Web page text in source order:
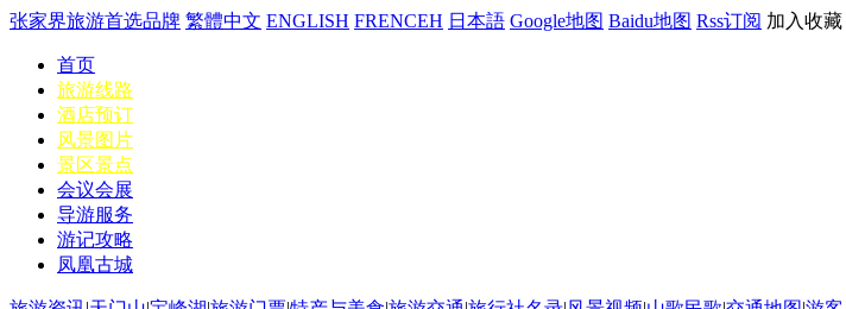
张家界旅游首选品牌 繁體中文 ENGLISH FRENCEH 日本語 Google地图 Baidu地图 Rss订阅 加入收藏
首页
旅游线路
酒店预订
风景图片
景区景点
会议会展
导游服务
游记攻略
凤凰古城